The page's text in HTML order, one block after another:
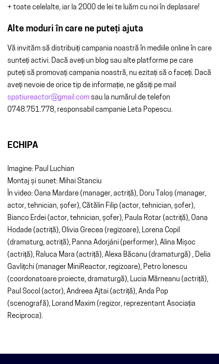
+ toate celelalte, iar la 2000 de lei te luăm cu noi în deplasare!
Alte moduri în care ne puteți ajuta
Vă invităm să distribuiți campania noastră în mediile online în care
sunteți activi. Dacă aveți un blog sau alte platforme pe care
puteți să promovați campania noastră, nu ezitați să o faceți. Dacă
aveți nevoie de orice tip de informație, ne găsiți pe mail
spatiureactor@gmail.com sau la numărul de telefon
0748.751.778, responsabil campanie Leta Popescu.
ECHIPA
Imagine: Paul Luchian
Montaj și sunet: Mihai Stanciu
În video: Oana Mardare (manager, actriță), Doru Taloș (manager,
actor, tehnician, șofer), Cătălin Filip (actor, tehnician, șofer),
Bianco Erdei (actor, tehnician, șofer), Paula Rotar (actriță), Oana
Hodade (actriță), Olivia Grecea (regizoare), Lorena Copil
(dramaturg, actriță), Panna Adorjáni (performer), Alina Mișoc
(actriță), Raluca Mara (actriță), Alexa Băcanu (dramaturgă) , Delia
Gavlițchi (manager MiniReactor, regizoare), Petro Ionescu
(coordonatoare proiecte, dramaturgă), Lucia Mărneanu (actriță),
Paul Socol (actor), Andreea Ajtai (actriță), Anda Pop
(scenografă), Lorand Maxim (regizor, reprezentant Asociația
Reciproca).